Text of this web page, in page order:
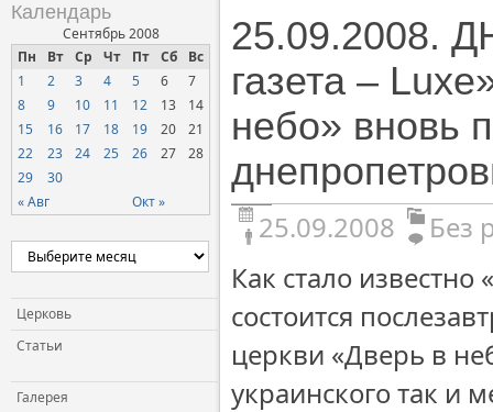
Календарь
Сентябрь 2008
Пн
Вт Ср Чт Пт Сб Вс
« Авг Окт »
1 2 3 4 5 6
7
8
9 10 11 12 13
14
15
16 17 18 19 20
21
22
23 24 25 26 27
28
29
30
Церковь
Статьи
Галерея
25.09.2008.
газета –
небо» вновь
25.09.2008
Без
Как стало известно
состоится
церкви «Дверь в
украинского так и